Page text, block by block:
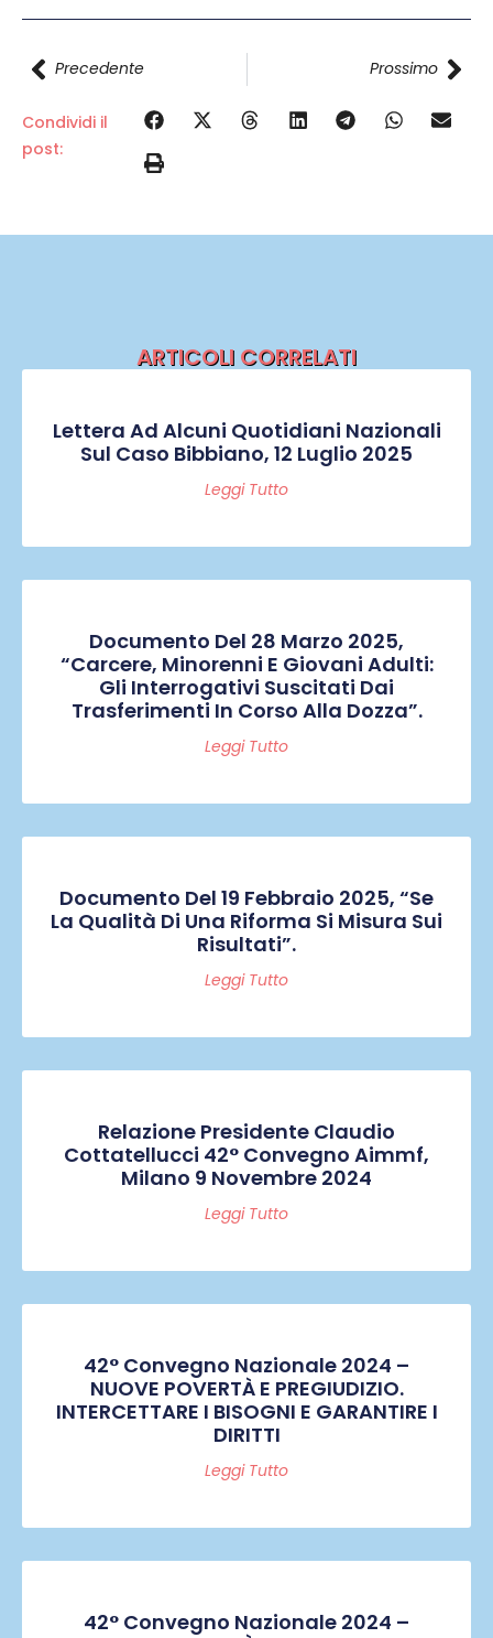
Precedente Prossimo
Condividi il
post:
ARTICOLI CORRELATI
Lettera Ad Alcuni Quotidiani Nazionali
Sul Caso Bibbiano, 12 Luglio 2025
Leggi Tutto
Documento Del 28 Marzo 2025,
“Carcere, Minorenni E Giovani Adulti:
Gli Interrogativi Suscitati Dai
Trasferimenti In Corso Alla Dozza”.
Leggi Tutto
Documento Del 19 Febbraio 2025, “Se
La Qualità Di Una Riforma Si Misura Sui
Risultati”.
Leggi Tutto
Relazione Presidente Claudio
Cottatellucci 42° Convegno Aimmf,
Milano 9 Novembre 2024
Leggi Tutto
42° Convegno Nazionale 2024 –
NUOVE POVERTÀ E PREGIUDIZIO.
INTERCETTARE I BISOGNI E GARANTIRE I
DIRITTI
Leggi Tutto
42° Convegno Nazionale 2024 –